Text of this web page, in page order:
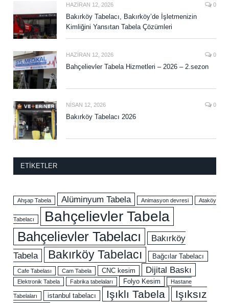
HAZIRAN 12, 2026 0
Bakırköy Tabelacı, Bakırköy’de İşletmenizin
Kimliğini Yansıtan Tabela Çözümleri
HAZIRAN 12, 2026 0
Bahçelievler Tabela Hizmetleri – 2026 – 2.sezon
NISAN 12, 2026 0
Bakırköy Tabelacı 2026
ETIKETLER
Ahşap Tabela Alüminyum Tabela Animasyon devresi Ataköy
Tabelacı Bahçelievler Tabela
Bahçelievler Tabelacı
Bakırköy
Tabela
Bakırköy Tabelacı Bağcılar Tabelacı
Cafe Tabelası Cam Tabela CNC kesim Dijital Baskı
Elektronik Tabela Fabrika tabelaları Folyo Kesim Hastane
Tabelaları istanbul tabelacı Işıklı Tabela
Işıksız